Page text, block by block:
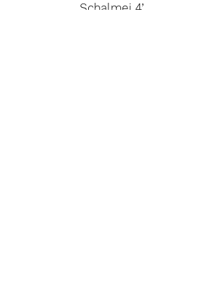
Schalmei 4’